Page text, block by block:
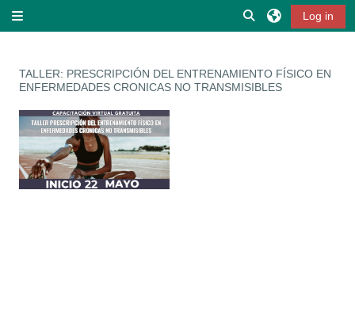
Toggle search
Log in
TALLER: PRESCRIPCIÓN DEL ENTRENAMIENTO FÍSICO EN
ENFERMEDADES CRONICAS NO TRANSMISIBLES